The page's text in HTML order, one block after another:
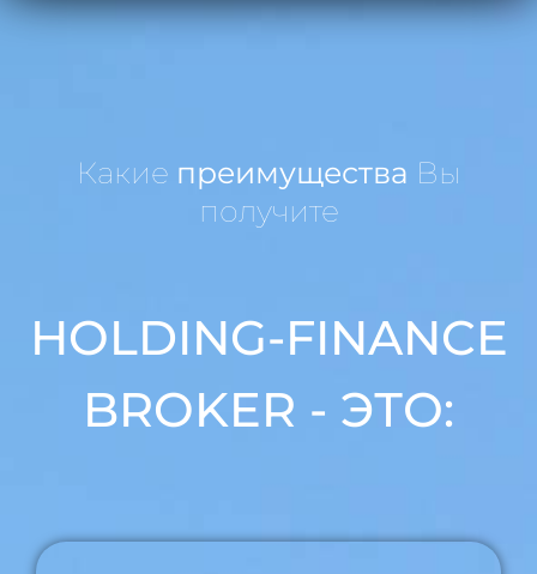
Какие преимущества Вы
получите
HOLDING-FINANCE
BROKER - ЭТО: